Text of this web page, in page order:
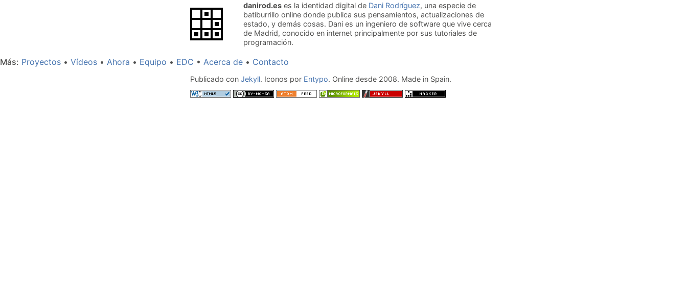
danirod.es es la identidad digital de Dani Rodríguez, una especie de
batiburrillo online donde publica sus pensamientos, actualizaciones de
estado, y demás cosas. Dani es un ingeniero de software que vive cerca
de Madrid, conocido en internet principalmente por sus tutoriales de
programación.
Más Proyectos Vídeos Ahora Equipo EDC Acerca de Contacto
Publicado con Jekyll. Iconos por Entypo. Online desde 2008. Made in Spain.